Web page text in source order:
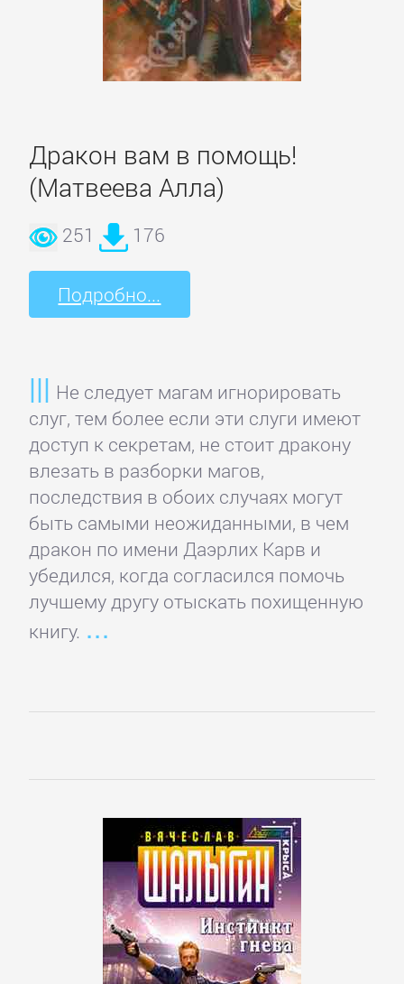
Дракон вам в помощь!
(Матвеева Алла)
251 176
Подробно...
Не следует магам игнорировать
слуг, тем более если эти слуги имеют
доступ к секретам, не стоит дракону
влезать в разборки магов,
последствия в обоих случаях могут
быть самыми неожиданными, в чем
дракон по имени Даэрлих Карв и
убедился, когда согласился помочь
лучшему другу отыскать похищенную
книгу.
Управление